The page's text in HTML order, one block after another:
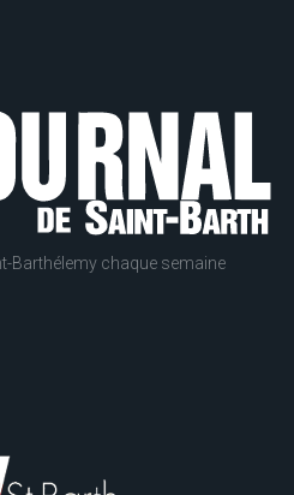
Barthélemy chaque semaine